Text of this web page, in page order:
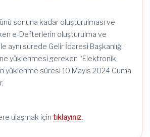
sonuna kadar oluşturulması ve
e-Defterlerin oluşturulma ve
aynı sürede Gelir İdaresi Başkanlığı
yüklenmesi gereken “Elektronik
yüklenme süresi 10 Mayıs 2024 Cuma
ulaşmak için tıklayınız.